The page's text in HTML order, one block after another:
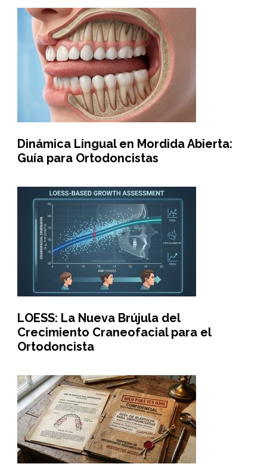
Dinámica Lingual en Mordida Abierta:
Guía para Ortodoncistas
LOESS: La Nueva Brújula del
Crecimiento Craneofacial para el
Ortodoncista